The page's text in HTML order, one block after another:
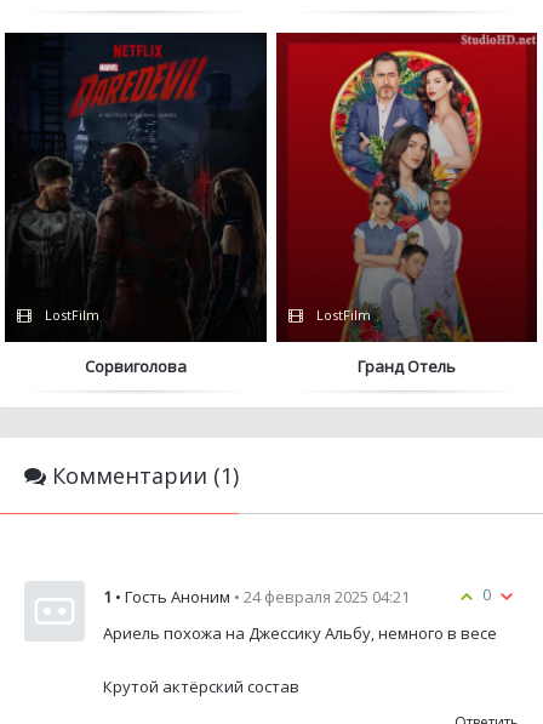
LostFilm
Сорвиголова
LostFilm
Гранд Отель
Комментарии (1)
0
1 • Гость Аноним • 24 февраля 2025 04:21
Ариель похожа на Джессику Альбу, немного в весе
Крутой актёрский состав